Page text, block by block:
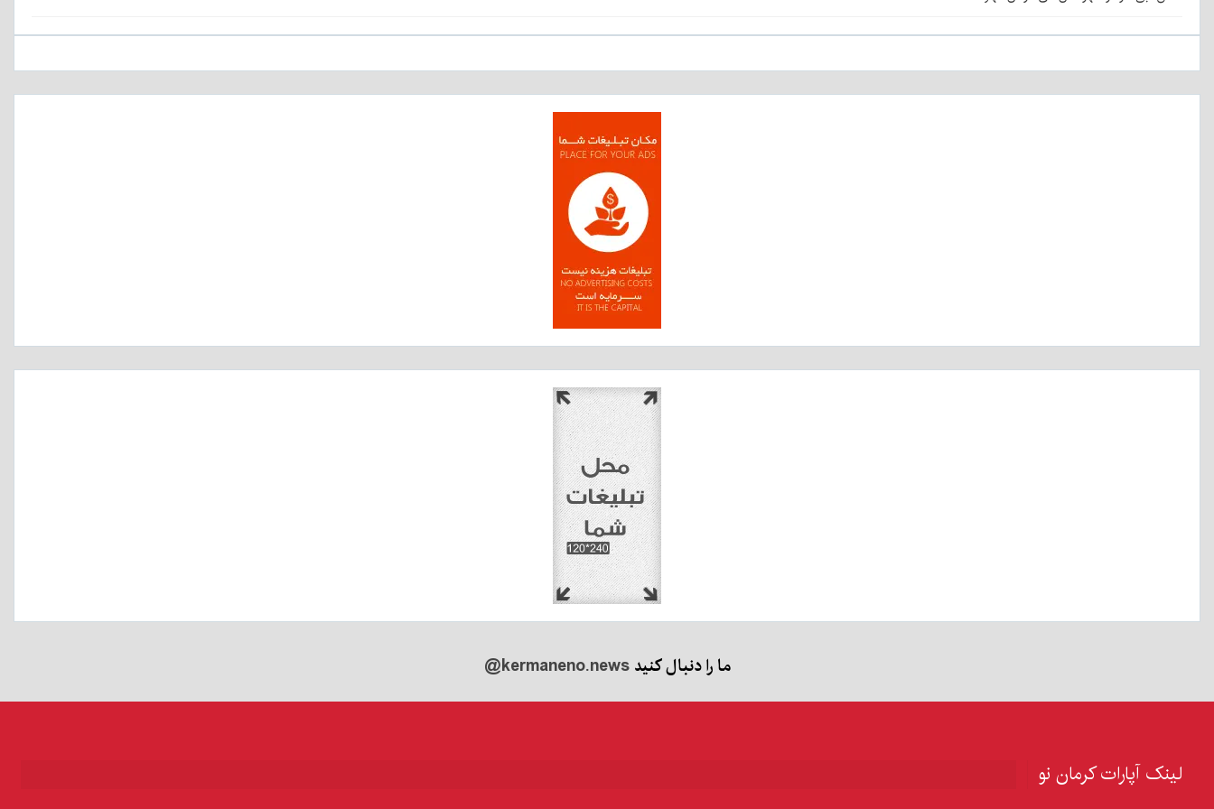
ما را دنبال کنید@kermaneno.news
لینک آپارات کرمان نو